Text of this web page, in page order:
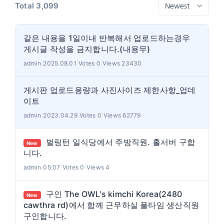
Total 3,099
같은 내용을 1일이내 반복해서 업로드하는경우
게시글 작성을 금지합니다.(내용무)
admin 2025.08.01 |Votes 0 |Views 23430
게시판 업로드용량과 사진사이즈 제한사항_업데
이트
admin 2023.04.29|Votes 0 |Views 62779
New
벌링턴 일식당에서 주방직원. 홀서버 구합
니다.
admin |05:07 Votes 0 Views 4
New
구인 The OWL's kimchi Korea(2480
cawthra rd)에서 함께 근무하실 풀타임 생산직원
구인합니다.